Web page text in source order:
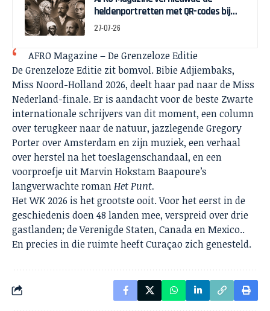
heldenportretten met QR-codes bij
Assin Manso
27-07-26
AFRO Magazine – De Grenzeloze Editie
De Grenzeloze Editie zit bomvol. Bibie Adjiembaks,
Miss Noord-Holland 2026, deelt haar pad naar de Miss
Nederland-finale. Er is aandacht voor de beste Zwarte
internationale schrijvers van dit moment, een column
over terugkeer naar de natuur, jazzlegende Gregory
Porter over Amsterdam en zijn muziek, een verhaal
over herstel na het toeslagenschandaal, en een
voorproefje uit Marvin Hokstam Baapoure’s
langverwachte romanHet Punt.
Het WK 2026 is het grootste ooit. Voor het eerst in de
geschiedenis doen 48 landen mee, verspreid over drie
gastlanden; de Verenigde Staten, Canada en Mexico..
En precies in die ruimte heeft Curaçao zich genesteld.